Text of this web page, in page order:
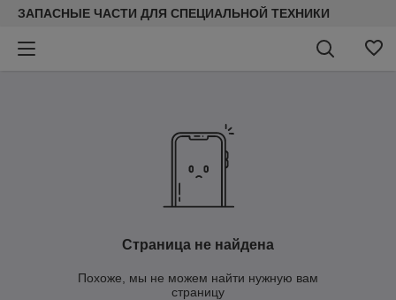
ЗАПАСНЫЕ ЧАСТИ ДЛЯ СПЕЦИАЛЬНОЙ ТЕХНИКИ
Страница не найдена
Похоже, мы не можем найти нужную вам
страницу